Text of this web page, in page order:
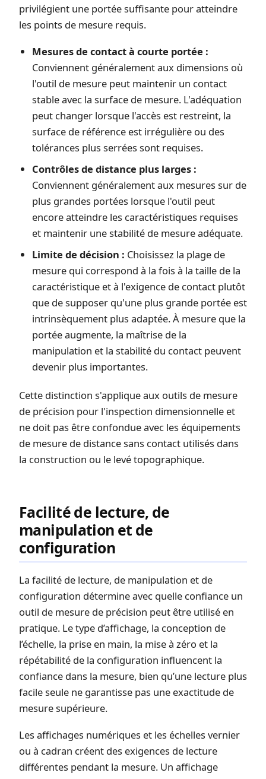
privilégient une portée suffisante pour atteindre
les points de mesure requis.
Mesures de contact à courte portée :
Conviennent généralement aux dimensions où
l'outil de mesure peut maintenir un contact
stable avec la surface de mesure. L'adéquation
peut changer lorsque l'accès est restreint, la
surface de référence est irrégulière ou des
tolérances plus serrées sont requises.
Contrôles de distance plus larges :
Conviennent généralement aux mesures sur de
plus grandes portées lorsque l'outil peut
encore atteindre les caractéristiques requises
et maintenir une stabilité de mesure adéquate.
Limite de décision : Choisissez la plage de
mesure qui correspond à la fois à la taille de la
caractéristique et à l'exigence de contact plutôt
que de supposer qu'une plus grande portée est
intrinsèquement plus adaptée. À mesure que la
portée augmente, la maîtrise de la
manipulation et la stabilité du contact peuvent
devenir plus importantes.
Cette distinction s'applique aux outils de mesure
de précision pour l'inspection dimensionnelle et
ne doit pas être confondue avec les équipements
de mesure de distance sans contact utilisés dans
la construction ou le levé topographique.
Facilité de lecture, de
manipulation et de
configuration
La facilité de lecture, de manipulation et de
configuration détermine avec quelle confiance un
outil de mesure de précision peut être utilisé en
pratique. Le type d’affichage, la conception de
l’échelle, la prise en main, la mise à zéro et la
répétabilité de la configuration influencent la
confiance dans la mesure, bien qu’une lecture plus
facile seule ne garantisse pas une exactitude de
mesure supérieure.
Les affichages numériques et les échelles vernier
ou à cadran créent des exigences de lecture
différentes pendant la mesure. Un affichage